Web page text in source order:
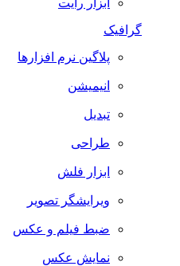
ابزار رایت
گرافیک
پلاگین نرم افزارها
انیمیشن
تبدیل
طراحی
ابزار فلش
ویرایشگر تصویر
ضبط فيلم و عكس
نمایش عکس